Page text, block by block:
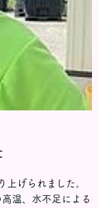
げられました。
温、水不足による